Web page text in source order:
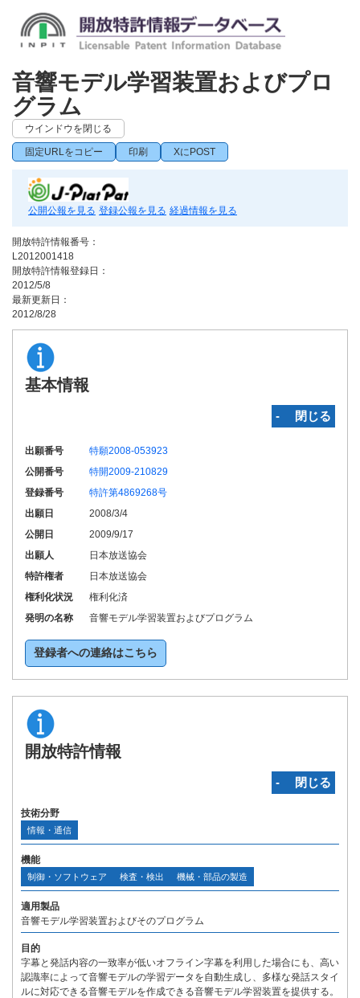
音響モデル学習装置およびプロ
グラム
ウインドウを閉じる
固定URLをコピー 印刷 XにPOST
公開公報を見る 登録公報を見る 経過情報を見る
開放特許情報番号：
L2012001418
開放特許情報登録日：
2012/5/8
最新更新日：
2012/8/28
基本情報
‐ 閉じる
出願番号
特願2008-053923
公開番号
特開2009-210829
登録番号
特許第4869268号
出願日
2008/3/4
公開日
2009/9/17
出願人
日本放送協会
特許権者
日本放送協会
権利化状況
権利化済
発明の名称
音響モデル学習装置およびプログラム
登録者への連絡はこちら
開放特許情報
‐ 閉じる
技術分野
情報・通信
機能
制御・ソフトウェア 検査・検出 機械・部品の製造
適用製品
音響モデル学習装置およびそのプログラム
目的
字幕と発話内容の一致率が低いオフライン字幕を利用した場合にも、高い
認識率によって音響モデルの学習データを自動生成し、多様な発話スタイ
ルに対応できる音響モデルを作成できる音響モデル学習装置を提供する。